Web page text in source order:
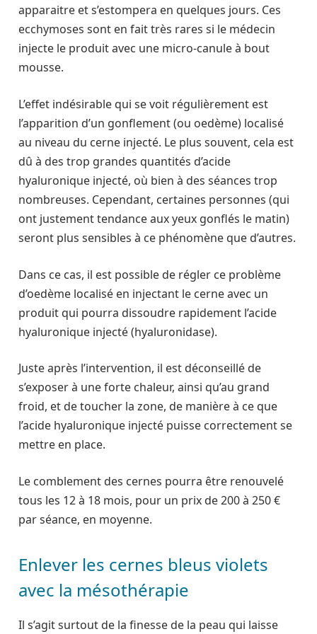
apparaitre et s’estompera en quelques jours. Ces
ecchymoses sont en fait très rares si le médecin
injecte le produit avec une micro-canule à bout
mousse.
L’effet indésirable qui se voit régulièrement est
l’apparition d’un gonflement (ou oedème) localisé
au niveau du cerne injecté. Le plus souvent, cela est
dû à des trop grandes quantités d’acide
hyaluronique injecté, où bien à des séances trop
nombreuses. Cependant, certaines personnes (qui
ont justement tendance aux yeux gonflés le matin)
seront plus sensibles à ce phénomène que d’autres.
Dans ce cas, il est possible de régler ce problème
d’oedème localisé en injectant le cerne avec un
produit qui pourra dissoudre rapidement l’acide
hyaluronique injecté (hyaluronidase).
Juste après l’intervention, il est déconseillé de
s’exposer à une forte chaleur, ainsi qu’au grand
froid, et de toucher la zone, de manière à ce que
l’acide hyaluronique injecté puisse correctement se
mettre en place.
Le comblement des cernes pourra être renouvelé
tous les 12 à 18 mois, pour un prix de 200 à 250 €
par séance, en moyenne.
Enlever les cernes bleus violets
avec la mésothérapie
Il s’agit surtout de la finesse de la peau qui laisse